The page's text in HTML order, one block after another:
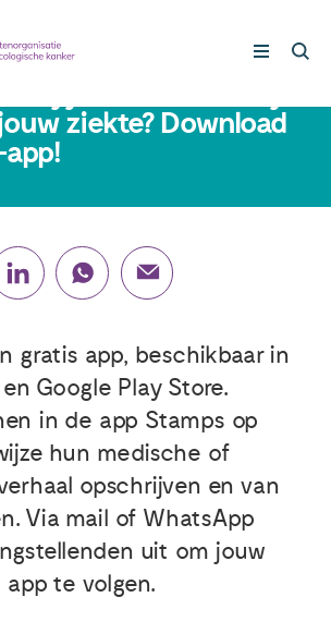
kankers
kanker
ziekte? Download
gratis app, beschikbaar in
Google Play Store.
in de app Stamps op
hun medische of
opschrijven en van
Via mail of WhatsApp
uit om jouw
te volgen.